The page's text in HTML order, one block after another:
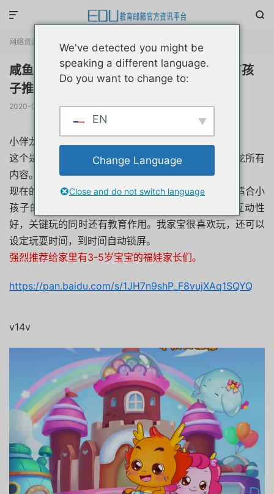


网络资源 正文
咸鱼买的小伴龙下载破解不付费版本家里有孩
子推荐
2020-01-20 阅读(4291) 评论(0)  赞(2)
小伴龙的破解版很少，我找了很久。后来放弃了。
这个是我再咸鱼买的，小伴龙破解版，可以是用小伴龙所有
内容。
现在的小孩子喜欢玩手机，不给还闹，我对比了一些适合小
孩子的APP，发现这个小伴龙非常好，内容健康，互动性
好，关键玩的同时还有教育作用。我家宝很喜欢玩，还可以
设定玩耍时间，到时间自动锁屏。
强烈推荐给家里有3-5岁宝宝的福娃家长们。
https://pan.baidu.com/s/1JH7n9shP_F8vujXAq1SQYQ
v14v
We've detected you might be
speaking a different language.
Do you want to change to:
EN
Change Language
Close and do not switch language